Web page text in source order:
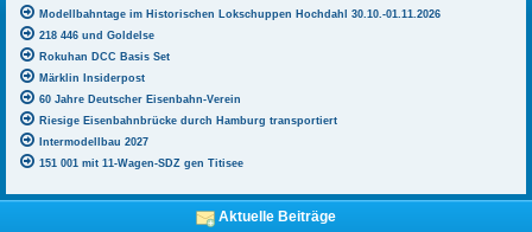
Modellbahntage im Historischen Lokschuppen Hochdahl 30.10.-01.11.2026
218 446 und Goldelse
Rokuhan DCC Basis Set
Märklin Insiderpost
60 Jahre Deutscher Eisenbahn-Verein
Riesige Eisenbahnbrücke durch Hamburg transportiert
Intermodellbau 2027
151 001 mit 11-Wagen-SDZ gen Titisee
Aktuelle Beiträge